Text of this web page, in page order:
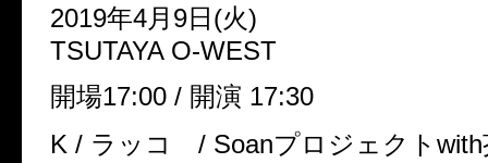
2019年4月 9日 (火)
TSUTAYA O-WEST
開場17:00 / 開演 17:30
K / ラッコ / Soanプロジェクト with